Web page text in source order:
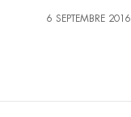
6 SEPTEMBRE 2016